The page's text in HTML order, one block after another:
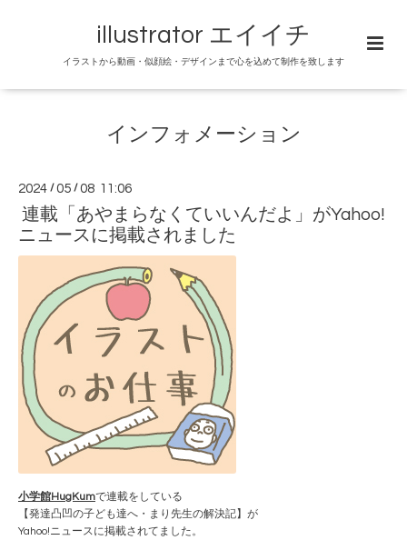
illustrator エイイチ
イラストから動画・似顔絵・デザインまで心を込めて制作を致します
インフォメーション
2024 /05 /08 11:06
連載「あやまらなくていいんだよ」がYahoo!
ニュースに掲載されました
小学館HugKumで連載をしている
【発達凸凹の子ども達へ・まり先生の解決記】が
Yahoo!ニュースに掲載されてました。